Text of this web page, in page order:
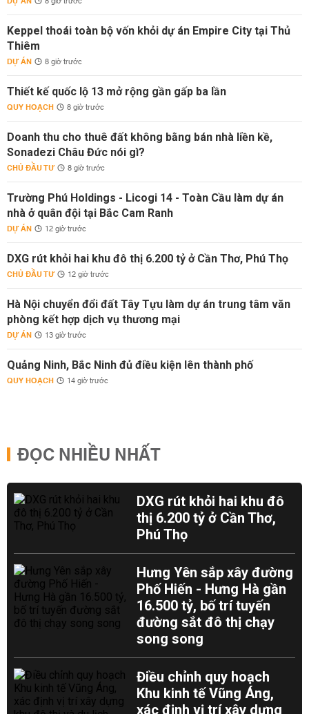
Keppel thoái toàn bộ vốn khỏi dự án Empire City tại Thủ
Thiêm
DỰ ÁN 8 giờ trước
Thiết kế quốc lộ 13 mở rộng gần gấp ba lần
QUY HOẠCH 8 giờ trước
Doanh thu cho thuê đất không bằng bán nhà liền kề,
Sonadezi Châu Đức nói gì?
CHỦ ĐẦU TƯ 8 giờ trước
Trường Phú Holdings - Licogi 14 - Toàn Cầu làm dự án
nhà ở quân đội tại Bắc Cam Ranh
DỰ ÁN 12 giờ trước
DXG rút khỏi hai khu đô thị 6.200 tỷ ở Cần Thơ, Phú Thọ
CHỦ ĐẦU TƯ 12 giờ trước
Hà Nội chuyển đổi đất Tây Tựu làm dự án trung tâm văn
phòng kết hợp dịch vụ thương mại
DỰ ÁN 13 giờ trước
Quảng Ninh, Bắc Ninh đủ điều kiện lên thành phố
QUY HOẠCH 14 giờ trước
ĐỌC NHIỀU NHẤT
DXG rút khỏi hai khu đô
thị 6.200 tỷ ở Cần Thơ,
Phú Thọ
Hưng Yên sắp xây đường
Phố Hiến - Hưng Hà gần
16.500 tỷ, bố trí tuyến
đường sắt đô thị chạy
song song
Điều chỉnh quy hoạch
Khu kinh tế Vũng Áng,
xác định vị trí xây dựng